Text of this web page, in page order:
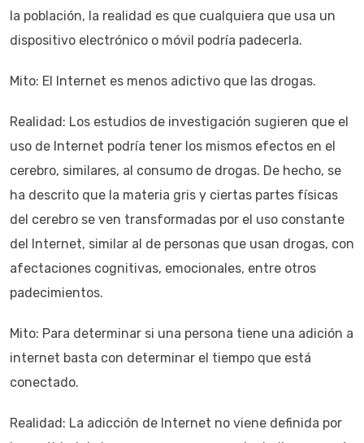
la población, la realidad es que cualquiera que usa un
dispositivo electrónico o móvil podría padecerla.
Mito: El Internet es menos adictivo que las drogas.
Realidad: Los estudios de investigación sugieren que el
uso de Internet podría tener los mismos efectos en el
cerebro, similares, al consumo de drogas. De hecho, se
ha descrito que la materia gris y ciertas partes físicas
del cerebro se ven transformadas por el uso constante
del Internet, similar al de personas que usan drogas, con
afectaciones cognitivas, emocionales, entre otros
padecimientos.
Mito: Para determinar si una persona tiene una adición a
internet basta con determinar el tiempo que está
conectado.
Realidad: La adicción de Internet no viene definida por